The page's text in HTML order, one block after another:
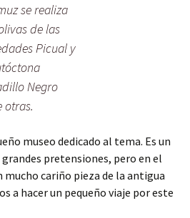
se realiza
de las
Picual y
Negro
otras.
museo dedicado al tema. Es un
pretensiones, pero en el
mucho cariño pieza de la antigua
a hacer un pequeño viaje por este